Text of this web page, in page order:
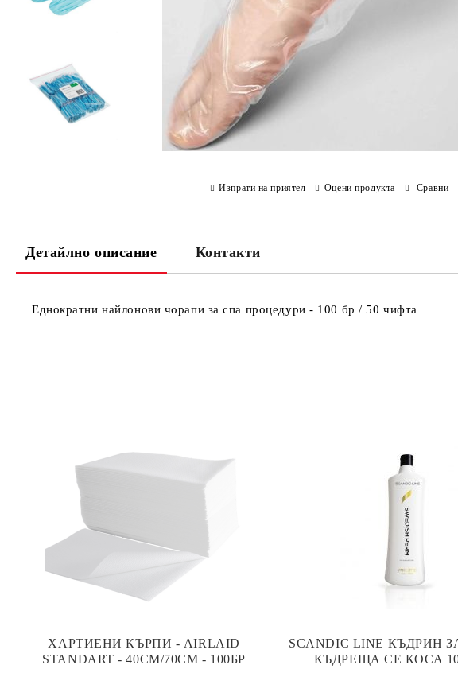
Изпрати на приятел Оцени продукта Сравни
Детайлно описание Контакти
Еднократни найлонови чорапи за спа процедури - 100 бр / 50 чифта
ХАРТИЕНИ КЪРПИ - AIRLAID
STANDART - 40СМ/70СМ - 100БР
SCANDIC LINE КЪДРИН
КЪДРЕЩА СЕ КОСА